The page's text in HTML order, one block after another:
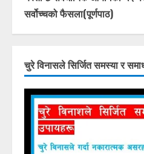
सर्वोच्चको फैसला(पूर्णपाठ)
चुरे विनासले सिर्जित समस्या र